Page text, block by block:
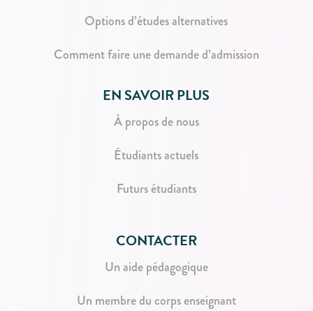
Options d’études alternatives
Comment faire une demande d’admission
EN SAVOIR PLUS
À propos de nous
Étudiants actuels
Futurs étudiants
CONTACTER
Un aide pédagogique
Un membre du corps enseignant